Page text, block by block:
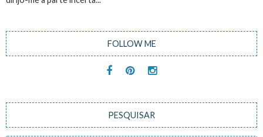
FOLLOW ME
PESQUISAR